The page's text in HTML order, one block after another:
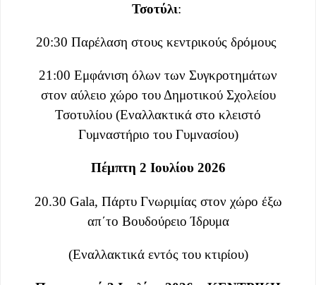
Τσοτύλι:
20:30 Παρέλαση στους κεντρικούς δρόμους
21:00 Εμφάνιση όλων των Συγκροτημάτων
στον αύλειο χώρο του Δημοτικού Σχολείου
Τσοτυλίου (Εναλλακτικά στο κλειστό
Γυμναστήριο του Γυμνασίου)
Πέμπτη 2 Ιουλίου 2026
20.30 Gala, Πάρτυ Γνωριμίας στον χώρο έξω
απ΄το Βουδούρειο Ίδρυμα
(Εναλλακτικά εντός του κτιρίου)